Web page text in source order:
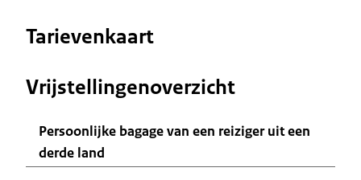
Tarievenkaart
Vrijstellingenoverzicht
Persoonlijke bagage van een reiziger uit een
derde land